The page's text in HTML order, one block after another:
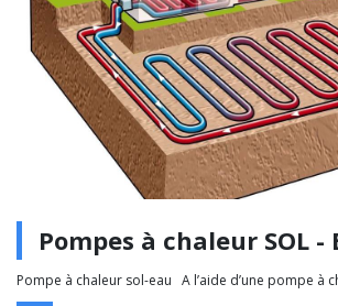
Pompes à chaleur SOL -
Pompe à chaleur sol-eau A l’aide d’une pompe à